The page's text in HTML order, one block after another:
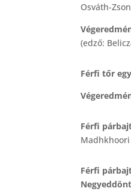
Osváth-
(edző:
Férfi tőr
Férfi
Madhkhoori
Férfi